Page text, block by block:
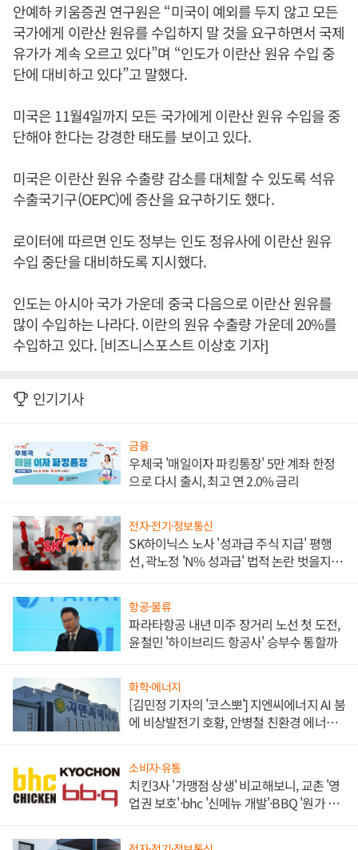
안예하 키움증권 연구원은 “미국이 예외를 두지 않고 모든
국가에게 이란산 원유를 수입하지 말 것을 요구하면서 국제
유가가 계속 오르고 있다”며 “인도가 이란산 원유 수입 중
단에 대비하고 있다”고 말했다.
미국은 11월4일까지 모든 국가에게 이란산 원유 수입을 중
단해야 한다는 강경한 태도를 보이고 있다.
미국은 이란산 원유 수출량 감소를 대체할 수 있도록 석유
수출국기구(OEPC)에 증산을 요구하기도 했다.
로이터에 따르면 인도 정부는 인도 정유사에 이란산 원유
수입 중단을 대비하도록 지시했다.
인도는 아시아 국가 가운데 중국 다음으로 이란산 원유를
많이 수입하는 나라다. 이란의 원유 수출량 가운데 20%를
수입하고 있다. [비즈니스포스트 이상호 기자]
인기기사
금융
우체국 '매일이자 파킹통장' 5만 계좌 한정
으로 다시 출시, 최고 연 2.0% 금리
전자·전기·정보통신
SK하이닉스 노사 '성과급 주식 지급' 평행
선, 곽노정 'N% 성과급' 법적 논란 벗을지 주
항공·물류
파라타항공 내년 미주 장거리 노선 첫 도전,
윤철민 '하이브리드 항공사' 승부수 통할까
화학·에너지
[김민정 기자의 '코스뽀'] 지엔씨에너지 AI 붐
에 비상발전기 호황, 안병철 친환경 에너지
소비자·유통
치킨3사 '가맹점 상생' 비교해보니, 교촌 '영
업권 보호'·bhc '신메뉴 개발'·BBQ '원가 부